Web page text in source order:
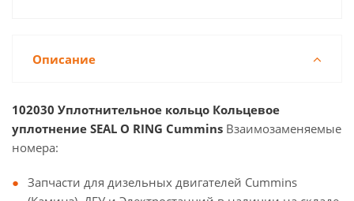
Описание
102030 Уплотнительное кольцо Кольцевое
уплотнение SEAL O RING Cummins Взаимозаменяемые
номера:
Запчасти для дизельных двигателей Cummins